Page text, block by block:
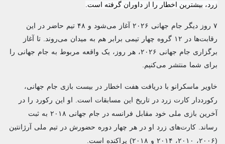
زرد، بیشترین اخطار را از داوران گرفته است.
۷ روز دیگر جام جهانی ۲۰۲۶ آغاز می‌شود و ۴۸ تیم حاضر در این
رقابت‌ها در ۱۲ گروه چهار تیمی برابر هم به میدان می‌روند. تا آغاز
برگزاری جام جهانی ۲۰۲۶، هر روز، یک واقعه مربوط به جام جهانی را
برای شما منتشر می‌کنیم.
خاویر ماسکرانو با دریافت هفت اخطار در بیست بازی جام جهانی،
رکورددار کارت زرد در تاریخ این مسابقات است. او این رکورد را در
آخرین بازی ملی خود مقابل فرانسه در جام جهانی ۲۰۱۸ به ثبت
رساند. کارت‌های زرد او در هر چهار دوره حضورش در تیم ملی آرژانتین
(۲۰۰۶، ۲۰۱۰، ۲۰۱۴ و ۲۰۱۸) پراکنده است.